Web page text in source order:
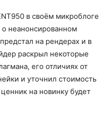
в своём микроблоге
неанонсированном
на рендерах и в
раскрыл некоторые
его отличиях от
и уточнил стоимость
на новинку будет